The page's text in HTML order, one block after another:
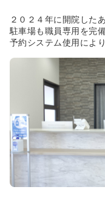
２０２４年に開院した
駐車場も職員専用を完
予約システム使用によ